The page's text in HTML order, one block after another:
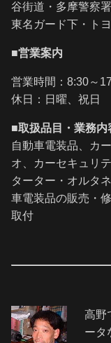
谷街道・多摩警察
東名ガード下・ト
■営業案内
営業時間：8:30～
休日：日曜、祝日
■取扱品目・業務内
自動車電装品、カ
オ、カーセキュリ
ターター・オルタ
車電装品の販売・
取付
高野
ータ